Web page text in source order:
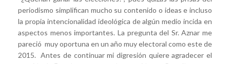
periodismo simplifican mucho su contenido o ideas e incluso
la propia intencionalidad ideológica de algún medio incida en
aspectos menos importantes. La pregunta del Sr. Aznar me
pareció muy oportuna en un año muy electoral como este de
2015. Antes de continuar mi digresión quiere agradecer el